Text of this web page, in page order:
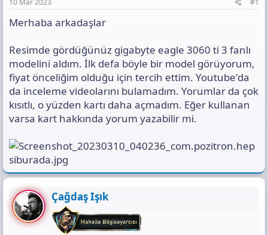
n
ı
K
o
p
y
a
l
Merhaba arkadaşlar
Resimde gördüğünüz gigabyte eagle 3060 ti 3 fanlı
modelini aldım. İlk defa böyle bir model görüyorum,
fiyat önceliğim olduğu için tercih ettim. Youtube'da
da inceleme videolarını bulamadım. Yorumlar da çok
kısıtlı, o yüzden kartı daha açmadım. Eğer kullanan
varsa kart hakkında yorum yazabilir mi.
Çağdaş Işık